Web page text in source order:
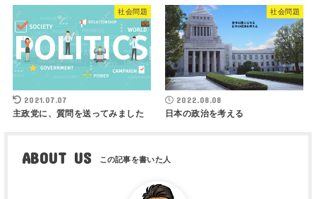
社会問題
2021.07.07
主政党に、質問を送ってみました
社会問題
2022.08.08
日本の政治を考える
ABOUT US